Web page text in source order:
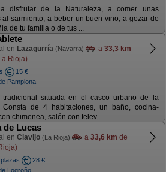
disfrutar de la Naturaleza, a comer unas
al sarmiento, a beber un buen vino, a gozar de
de tu familia o de tus ...
en Lazagurría (Navarra) a 33,3 km
Rioja)
15 €
Pamplona
tradicional situada en el casco urbano de la
Consta de 4 habitaciones, un baño, cocina-
chimenea, salón con telev ...
de Lucas
en Clavijo (La Rioja) a 33,6 km de
28 €
Logroño